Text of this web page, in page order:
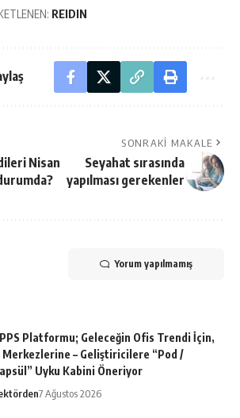
REIDIN
Nisan
SONRAKI MAKALE
Seyahat sırasında
yapılması gerekenler
Yorum yapılmamış
Platformu; Geleceğin Ofis Trendi İçin,
Merkezlerine – Geliştiricilere “Pod /
Uyku Kabini Öneriyor
7 Ağustos 2026